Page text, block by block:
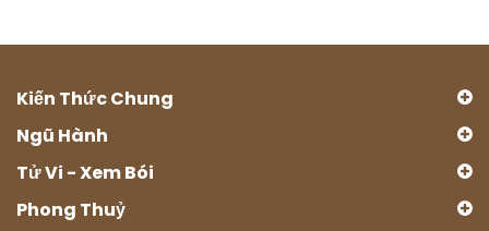
Kiến Thức Chung
Ngũ Hành
Tử Vi - Xem Bói
Phong Thuỷ